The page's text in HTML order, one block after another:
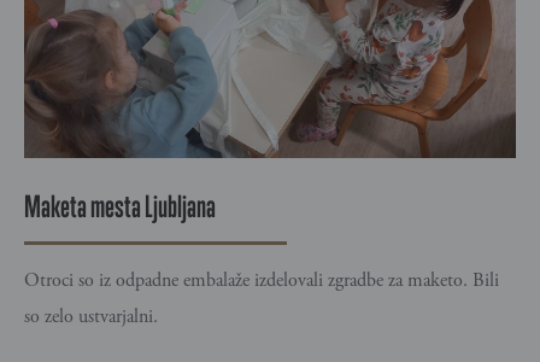
Maketa mesta Ljubljana
Otroci so iz odpadne embalaže izdelovali zgradbe za maketo. Bili
so zelo ustvarjalni.